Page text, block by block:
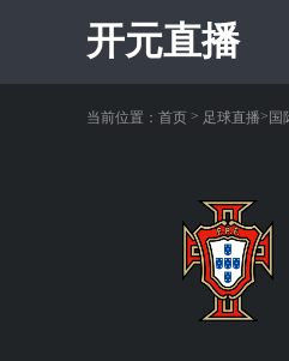
开元直播
当前位置： 首页 > 足球直播> 国